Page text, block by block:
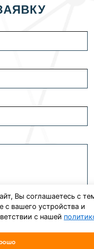
Вы соглашаетесь с
вашего устройства и
с нашей